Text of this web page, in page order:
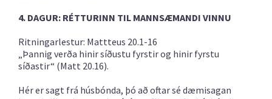
4. DAGUR: RÉTTURINN TIL MANNSÆMANDI VINNU
Ritningarlestur: Mattteus 20.1-16
„Þannig verða hinir síðustu fyrstir og hinir fyrstu
síðastir“ (Matt 20.16).
Hér er sagt frá húsbónda, þó að oftar sé dæmisagan